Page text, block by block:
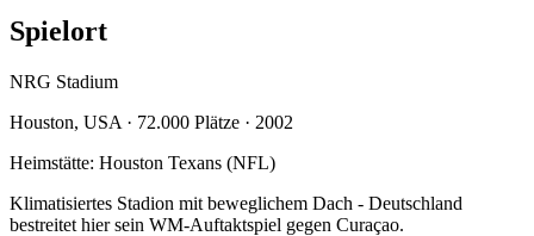
Spielort
NRG Stadium
Houston, USA · 72.000 Plätze · 2002
Heimstätte: Houston Texans (NFL)
Klimatisiertes Stadion mit beweglichem Dach - Deutschland
bestreitet hier sein WM-Auftaktspiel gegen Curaçao.